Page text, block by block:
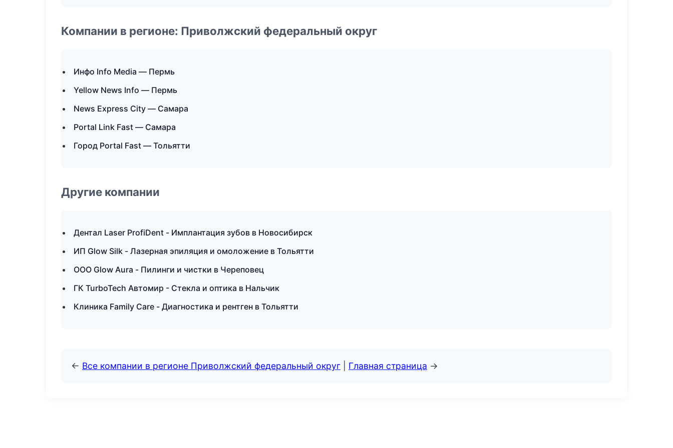
Компании в регионе: Приволжский федеральный округ
Инфо Info Media — Пермь
Yellow News Info — Пермь
News Express City — Самара
Portal Link Fast — Самара
Город Portal Fast — Тольятти
Другие компании
Дентал Laser ProfiDent - Имплантация зубов в Новосибирск
ИП Glow Silk - Лазерная эпиляция и омоложение в Тольятти
ООО Glow Aura - Пилинги и чистки в Череповец
ГК TurboTech Автомир - Стекла и оптика в Нальчик
Клиника Family Care - Диагностика и рентген в Тольятти
← Все компании в регионе Приволжский федеральный округ Главная страница →